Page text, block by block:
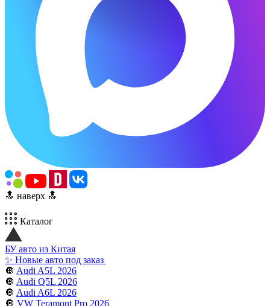
🔝 наверх 🔝
Каталог
БУ авто из Китая
✨ Новые авто под заказ
🔘 Audi A5L 2026
🔘 Audi Q5L 2026
🔘 Audi A6L 2026
🔘 VW Teramont Pro 2026